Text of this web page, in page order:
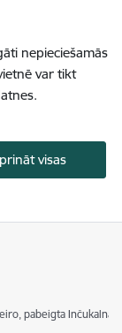
nepieciešamās
var tikt
visas
pabeigta Inčukalna